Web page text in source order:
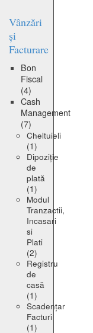
Vânzări
și
Facturare
Bon
Fiscal
(4)
Cash
Management
(7)
Cheltuieli
(1)
Dipoziție
de
plată
(1)
Modul
Tranzactii,
Incasari
si
Plati
(2)
Registru
de
casă
(1)
Scadențar
Facturi
(1)